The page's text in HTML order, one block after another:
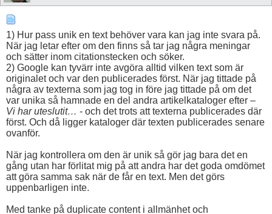
1) Hur pass unik en text behöver vara kan jag inte svara på.
När jag letar efter om den finns så tar jag några meningar
och sätter inom citationstecken och söker.
2) Google kan tyvärr inte avgöra alltid vilken text som är
originalet och var den publicerades först. När jag tittade på
några av texterna som jag tog in före jag tittade på om det
var unika så hamnade en del andra artikelkataloger efter –
Vi har uteslutit… - och det trots att texterna publicerades där
först. Och då ligger kataloger där texten publicerades senare
ovanför.
När jag kontrollera om den är unik så gör jag bara det en
gång utan har förlitat mig på att andra har det goda omdömet
att göra samma sak när de får en text. Men det görs
uppenbarligen inte.
Med tanke på duplicate content i allmänhet och